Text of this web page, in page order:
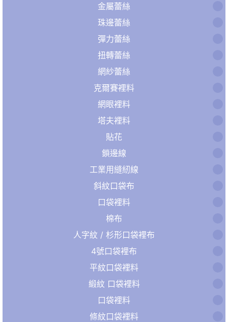
金屬蕾絲
珠邊蕾絲
彈力蕾絲
扭轉蕾絲
網紗蕾絲
克爾賽裡料
網眼裡料
塔夫裡料
貼花
鎖邊線
工業用縫紉線
斜紋口袋布
口袋裡料
棉布
人字紋 / 杉形口袋裡布
4號口袋裡布
平紋口袋裡料
緞紋 口袋裡料
口袋裡料
條紋口袋裡料